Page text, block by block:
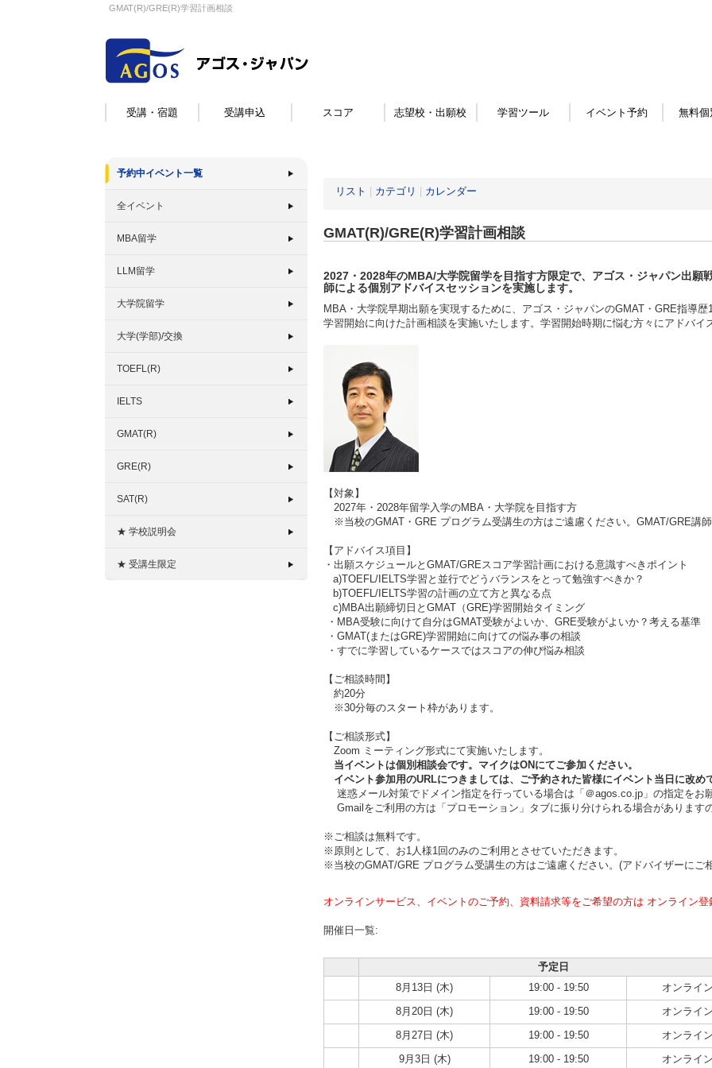
GMAT(R)/GRE(R)学習計画相談
受講・宿題 受講申込 スコア 志望校・出願校 学習ツール イベント予約 無料個
予約中イベント一覧
全イベント
MBA留学
LLM留学
大学院留学
大学(学部)/交換
TOEFL(R)
IELTS
GMAT(R)
GRE(R)
SAT(R)
★ 学校説明会
★ 受講生限定
リスト カテゴリ カレンダー
GMAT(R)/GRE(R)学習計画相談
2027・2028年のMBA/大学院留学を目指す方限定で、アゴス・ジャパン出願
師による個別アドバイスセッションを実施します。
MBA・大学院早期出願を実現するために、アゴス・ジャパンのGMAT・GRE指導
学習開始に向けた計画相談を実施いたします。学習開始時期に悩む方々にアドバイ
【対象】
2027年・2028年留学入学のMBA・大学院を目指す方
※当校のGMAT・GRE プログラム受講生の方はご遠慮ください。GMAT/GRE講師
【アドバイス項目】
・出願スケジュールとGMAT/GREスコア学習計画における意識すべきポイント
a)TOEFL/IELTS学習と並行でどうバランスをとって勉強すべきか？
b)TOEFL/IELTS学習の計画の立て方と異なる点
c)MBA出願締切日とGMAT（GRE)学習開始タイミング
・MBA受験に向けて自分はGMAT受験がよいか、GRE受験がよいか？考える基準
・GMAT(またはGRE)学習開始に向けての悩み事の相談
・すでに学習しているケースではスコアの伸び悩み相談
【ご相談時間】
約20分
※30分毎のスタート枠があります。
【ご相談形式】
Zoom ミーティング形式にて実施いたします。
当イベントは個別相談会です。マイクはONにてご参加ください。
イベント参加用のURLにつきましては、ご予約された皆様にイベント当日に改め
迷惑メール対策でドメイン指定を行っている場合は「＠agos.co.jp」の指定をお
Gmailをご利用の方は「プロモーション」タブに振り分けられる場合があります
※ご相談は無料です。
※原則として、お1人様1回のみのご利用とさせていただきます。
※当校のGMAT/GRE プログラム受講生の方はご遠慮ください。(アドバイザーにご
オンラインサービス、イベントのご予約、資料請求等をご希望の方は オンライン登
開催日一覧:
予定日
8月13日 (木)
19:00 - 19:50
オンライン
8月20日 (木)
19:00 - 19:50
オンライン
8月27日 (木)
19:00 - 19:50
オンライン
9月3日 (木)
19:00 - 19:50 オンライン